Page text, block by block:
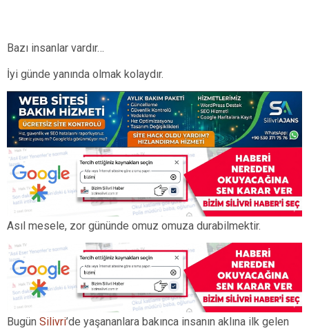
Bazı insanlar vardır…
İyi günde yanında olmak kolaydır.
Asıl mesele, zor gününde omuz omuza durabilmektir.
Bugün Silivri’de yaşananlara bakınca insanın aklına ilk gelen